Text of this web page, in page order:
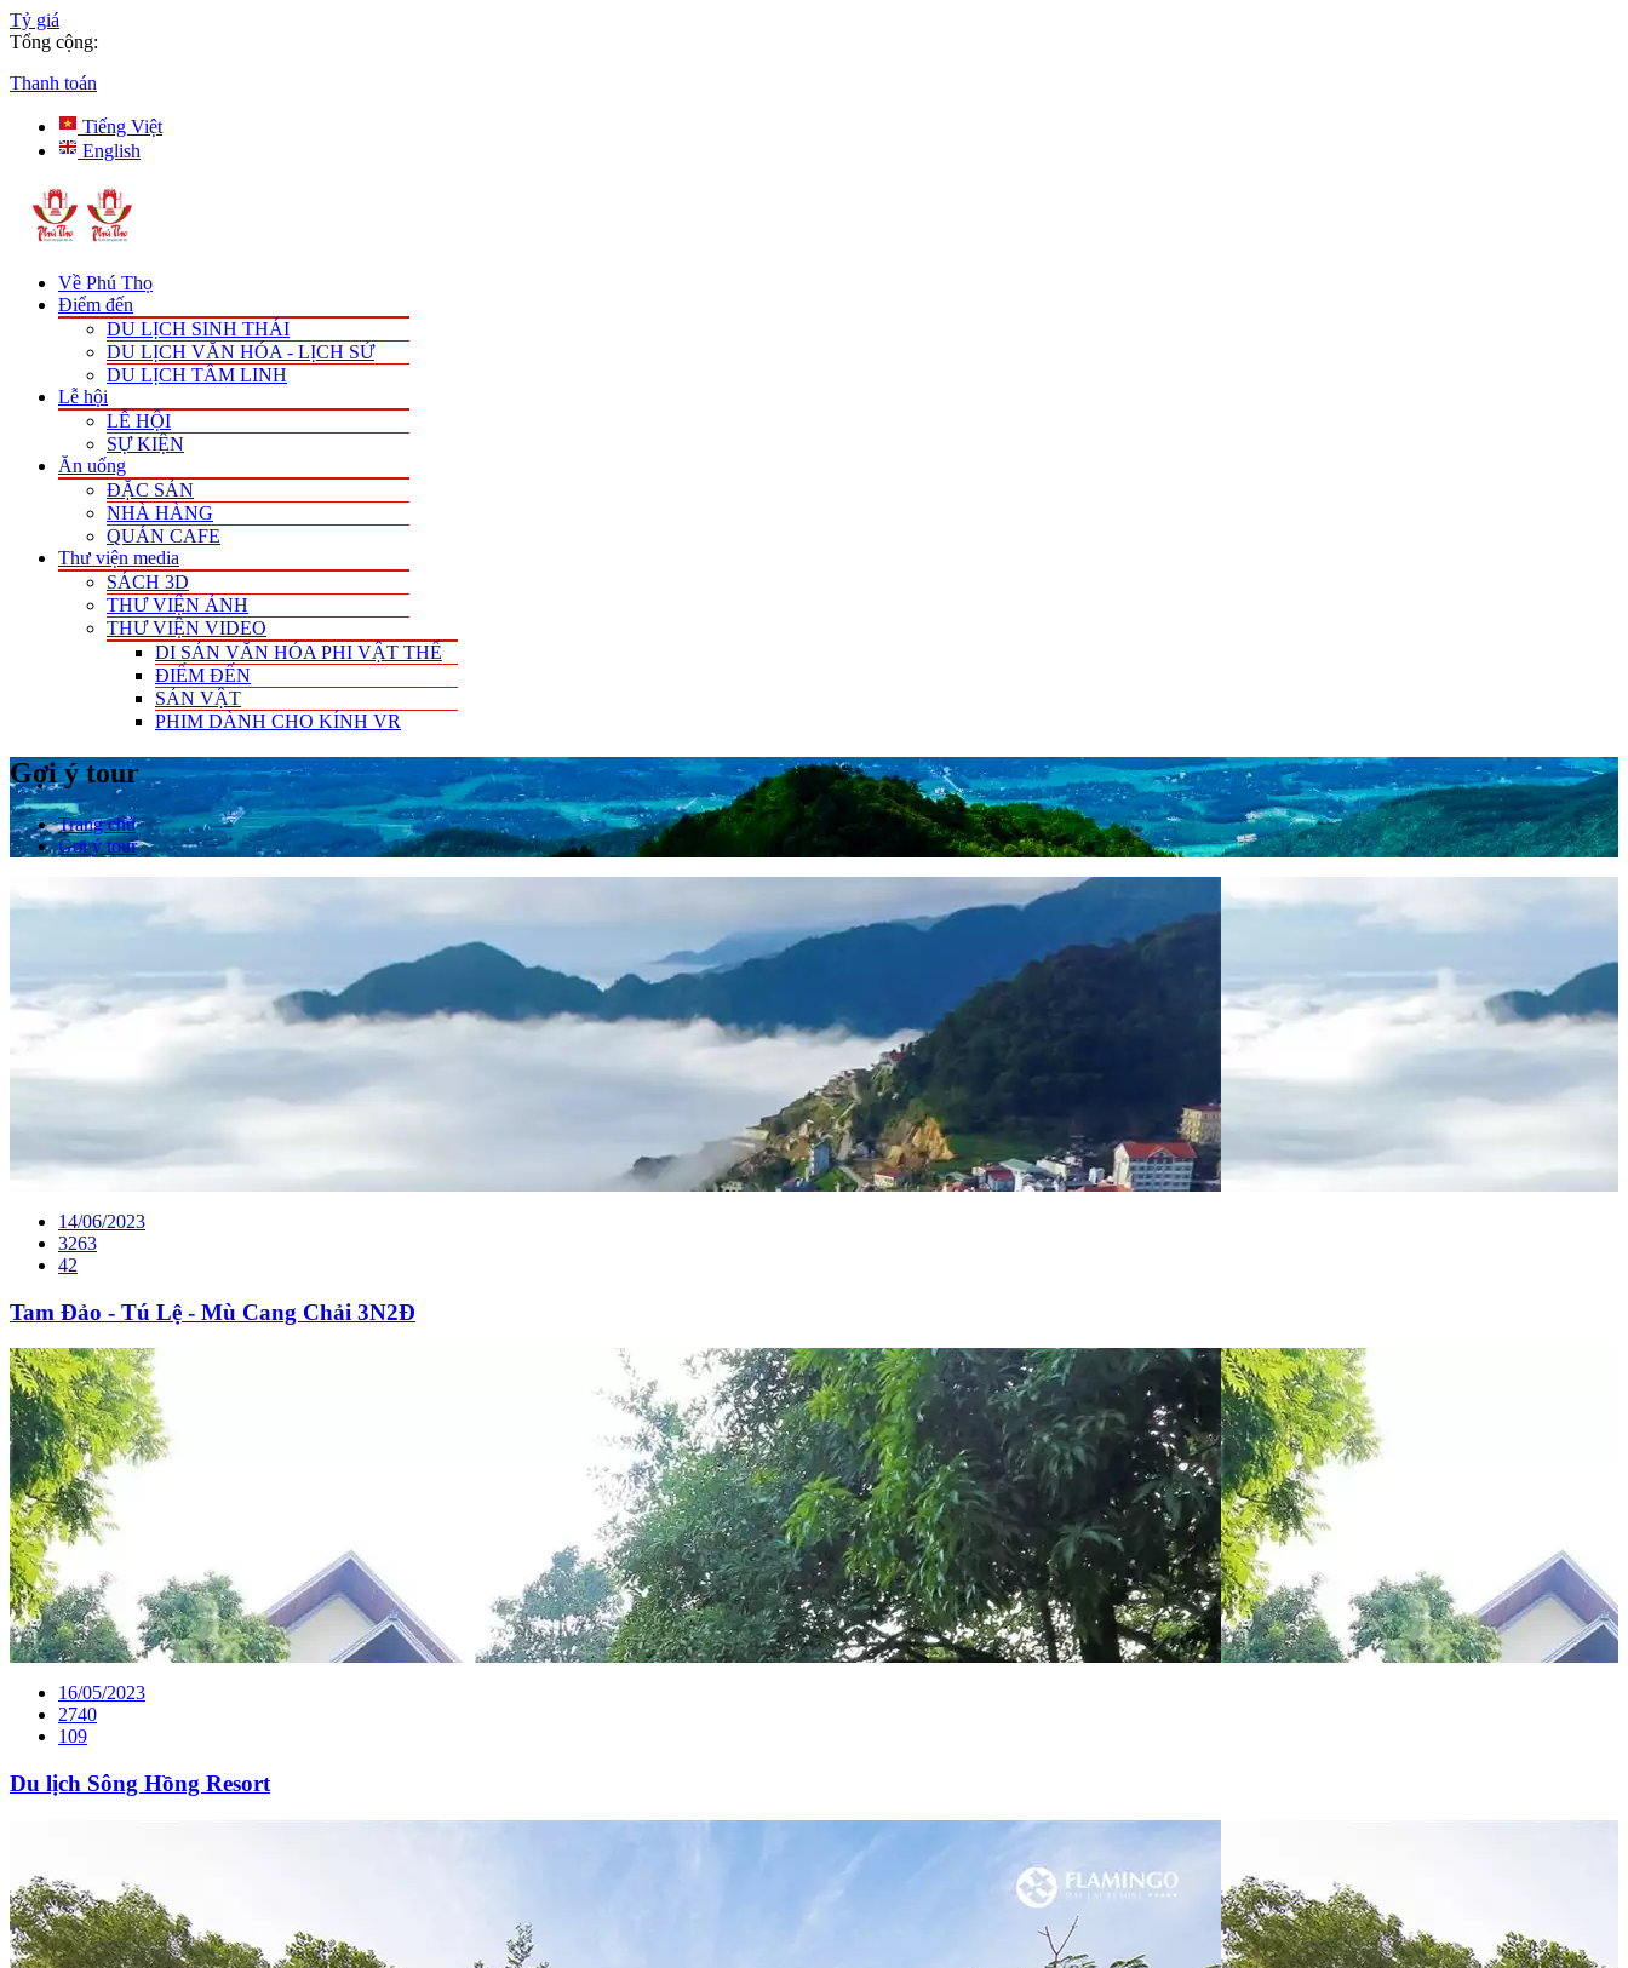
Tỷ giá
Tổng cộng:
Thanh toán
Tiếng Việt
English
Về Phú Thọ
Điểm đến
DU LỊCH SINH THÁI
DU LỊCH VĂN HÓA - LỊCH SỬ
DU LỊCH TÂM LINH
Lễ hội
LỄ HỘI
SỰ KIỆN
Ăn uống
ĐẶC SẢN
NHÀ HÀNG
QUÁN CAFE
Thư viện media
SÁCH 3D
THƯ VIỆN ẢNH
THƯ VIỆN VIDEO
DI SẢN VĂN HÓA PHI VẬT THỂ
ĐIỂM ĐẾN
SẢN VẬT
PHIM DÀNH CHO KÍNH VR
Gợi ý tour
Trang chủ
Gợi ý tour
14/06/2023
3263
42
Tam Đảo - Tú Lệ - Mù Cang Chải 3N2Đ
16/05/2023
2740
109
Du lịch Sông Hồng Resort